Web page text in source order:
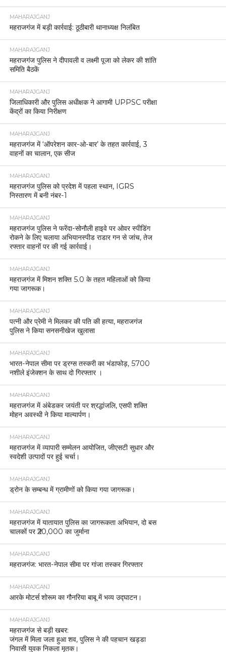
MAHARAJGANJ
महराजगंज में बड़ी कार्रवाई: ठूठीबारी थानाध्यक्ष निलंबित
MAHARAJGANJ
महराजगंज पुलिस ने दीपावली व लक्ष्मी पूजा को लेकर की शांति
समिति बैठकें
MAHARAJGANJ
जिलाधिकारी और पुलिस अधीक्षक ने आगामी UPPSC परीक्षा
केंद्रों का किया निरीक्षण
MAHARAJGANJ
महराजगंज में ‘ऑपरेशन कार-ओ-बार’ के तहत कार्रवाई, 3
वाहनों का चालान, एक सीज
MAHARAJGANJ
महराजगंज पुलिस को प्रदेश में पहला स्थान, IGRS
निस्तारण में बनी नंबर-1
MAHARAJGANJ
महराजगंज पुलिस ने फरेंदा-सोनौली हाइवे पर ओवर स्पीडिंग
रोकने के लिए चलाया अभियानस्पीड राडार गन से जांच, तेज
रफ्तार वाहनों पर की गई कार्रवाई।
MAHARAJGANJ
महराजगंज में मिशन शक्ति 5.0 के तहत महिलाओं को किया
गया जागरूक।
MAHARAJGANJ
पत्नी और प्रेमी ने मिलकर की पति की हत्या, महराजगंज
पुलिस ने किया सनसनीखेज खुलासा
MAHARAJGANJ
भारत-नेपाल सीमा पर ड्रग्स तस्करी का भंडाफोड़, 5700
नशीले इंजेक्शन के साथ दो गिरफ्तार ।
MAHARAJGANJ
महराजगंज में अंबेडकर जयंती पर श्रद्धांजलि, एसपी शक्ति
मोहन अवस्थी ने किया माल्यार्पण।
MAHARAJGANJ
महराजगंज में व्यापारी सम्मेलन आयोजित, जीएसटी सुधार और
स्वदेशी उत्पादों पर हुई चर्चा।
MAHARAJGANJ
ड्रोन के सम्बन्ध में ग्रामीणों को किया गया जागरूक।
MAHARAJGANJ
महराजगंज में यातायात पुलिस का जागरूकता अभियान, दो बस
चालकों पर ₹20,000 का जुर्माना
MAHARAJGANJ
महराजगंज: भारत-नेपाल सीमा पर गांजा तस्कर गिरफ्तार
MAHARAJGANJ
आरके मोटर्स शोरूम का गौनरिया बाबू में भव्य उद्घाटन।
MAHARAJGANJ
महराजगंज से बड़ी खबर:
जंगल में मिला जला हुआ शव, पुलिस ने की पहचान खड्डा
निवासी युवक निकला मृतक।